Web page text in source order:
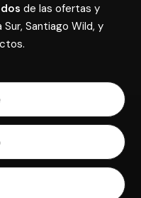
de las ofertas y
Santiago Wild, y